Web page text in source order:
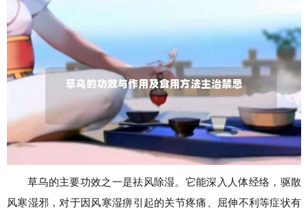
草乌的主要功效之一是祛风除湿。它能深入人体经络，驱散
风寒湿邪，对于因风寒湿痹引起的关节疼痛、屈伸不利等症状有